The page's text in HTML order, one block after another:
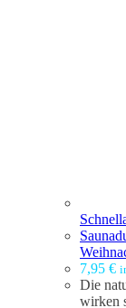
7,95 €
Die
wirken